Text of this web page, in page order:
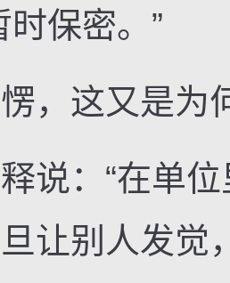
时保密。”
这又是为
：“在单位
让别人发觉